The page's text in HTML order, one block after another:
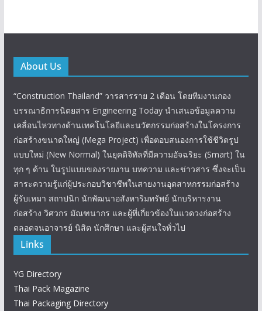
About Us
“Construction Thailand” วารสารราย 2 เดือน โดยทีมงานกอง
บรรณาธิการนิตยสาร Engineering Today นำเสนอข้อมูลความ
เคลื่อนไหวทางด้านเทคโนโลยีและนวัตกรรมก่อสร้างในโครงการ
ก่อสร้างขนาดใหญ่ (Mega Project) เพื่อตอบสนองการใช้ชีวิตรูป
แบบใหม่ (New Normal) ในยุคดิจิทัลที่มีความอัจฉริยะ (Smart) ใน
ทุก ๆ ด้าน ในรูปแบบของรายงาน บทความ และข่าวสาร ซึ่งจะเป็น
สาระความรู้แก่ผู้ประกอบวิชาชีพในสายงานอุตสาหกรรมก่อสร้าง
ผู้รับเหมา สถาปนิก นักพัฒนาอสังหาริมทรัพย์ นักบริหารงาน
ก่อสร้าง วิศวกร มัณฑนากร และผู้ที่เกี่ยวข้องในแวดวงก่อสร้าง
ตลอดจนอาจารย์ นิสิต นักศึกษา และผู้สนใจทั่วไป
Links
YG Directory
Thai Pack Magazine
Thai Packaging Directory